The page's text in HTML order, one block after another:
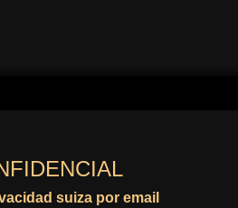
suiza por email